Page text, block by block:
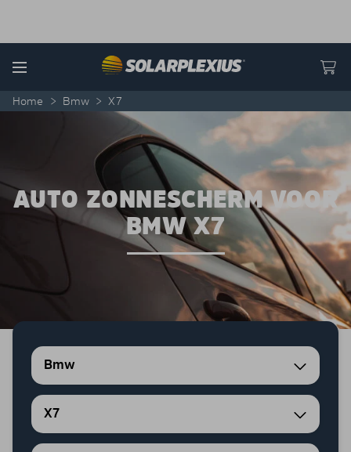
Menu
Home > Bmw > X7
AUTO ZONNESCHERM VOOR
BMW X7
Bmw
X7